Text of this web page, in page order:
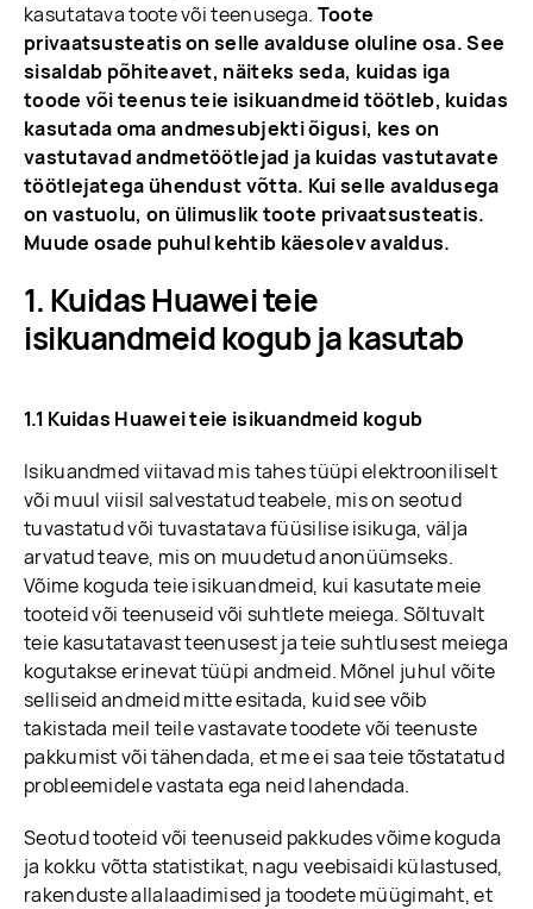
kasutatava toote või teenusega. Toote
privaatsusteatis on selle avalduse oluline osa. See
sisaldab põhiteavet, näiteks seda, kuidas iga
toode või teenus teie isikuandmeid töötleb, kuidas
kasutada oma andmesubjekti õigusi, kes on
vastutavad andmetöötlejad ja kuidas vastutavate
töötlejatega ühendust võtta. Kui selle avaldusega
on vastuolu, on ülimuslik toote privaatsusteatis.
Muude osade puhul kehtib käesolev avaldus.
Kuidas Huawei teie
isikuandmeid kogub ja kasutab
1.1 Kuidas Huawei teie isikuandmeid kogub
Isikuandmed viitavad mis tahes tüüpi elektrooniliselt
või muul viisil salvestatud teabele, mis on seotud
tuvastatud või tuvastatava füüsilise isikuga, välja
arvatud teave, mis on muudetud anonüümseks.
Võime koguda teie isikuandmeid, kui kasutate meie
tooteid või teenuseid või suhtlete meiega. Sõltuvalt
teie kasutatavast teenusest ja teie suhtlusest meiega
kogutakse erinevat tüüpi andmeid. Mõnel juhul võite
selliseid andmeid mitte esitada, kuid see võib
takistada meil teile vastavate toodete või teenuste
pakkumist või tähendada, et me ei saa teie tõstatatud
probleemidele vastata ega neid lahendada.
Seotud tooteid või teenuseid pakkudes võime koguda
ja kokku võtta statistikat, nagu veebisaidi külastused,
rakenduste allalaadimised ja toodete müügimaht, et